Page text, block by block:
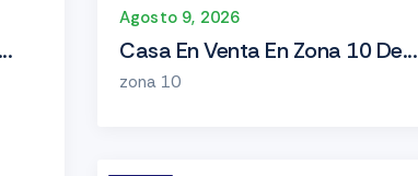
Agosto 9, 2026
Casa En Venta En Zona 10 De...
zona 10